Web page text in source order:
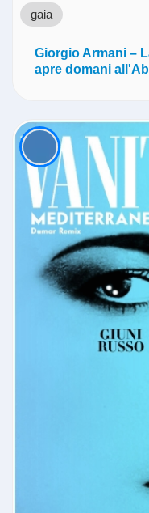
gaia
Giorgio Armani –
apre domani